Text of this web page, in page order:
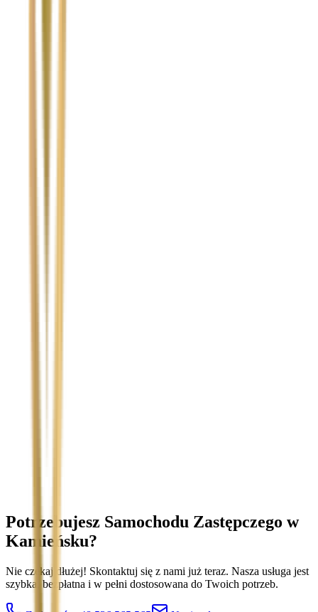
Potrzebujesz Samochodu Zastępczego w
Kamieńsku?
Nie czekaj dłużej! Skontaktuj się z nami już teraz. Nasza usługa jest
szybka, bezpłatna i w pełni dostosowana do Twoich potrzeb.